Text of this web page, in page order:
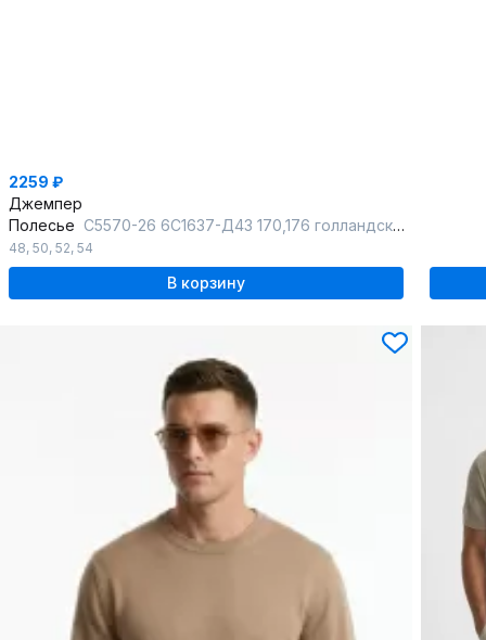
2259 ₽
Джемпер
Полесье С5570-26 6С1637-Д43 170,176 голландский_синий
48, 50, 52, 54
В корзину